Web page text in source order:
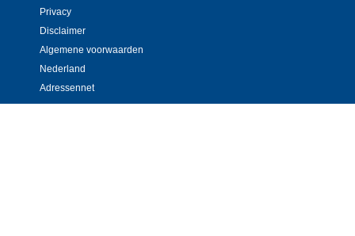
Privacy
Disclaimer
Algemene voorwaarden
Nederland
Adressennet